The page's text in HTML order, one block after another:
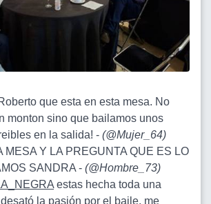
que esta en esta mesa. No
monton sino que bailamos unos
en la salida! - (@Mujer_64)
MESA Y LA PREGUNTA QUE ES LO
SANDRA - (@Hombre_73)
estas hecha toda una
la pasión por el baile, me